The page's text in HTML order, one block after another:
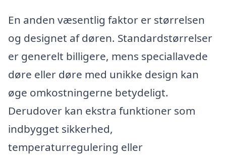
En anden væsentlig faktor er størrelsen
og designet af døren. Standardstørrelser
er generelt billigere, mens speciallavede
døre eller døre med unikke design kan
øge omkostningerne betydeligt.
Derudover kan ekstra funktioner som
indbygget sikkerhed,
temperaturregulering eller